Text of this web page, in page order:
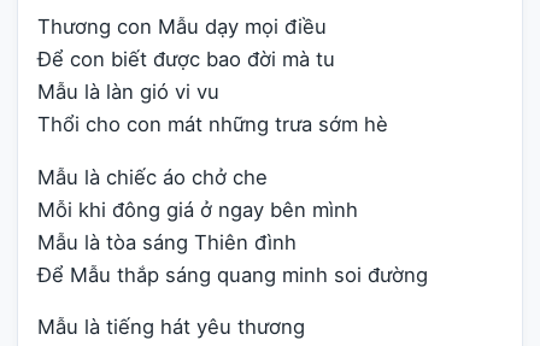
Thương con Mẫu dạy mọi điều
Để con biết được bao đời mà tu
Mẫu là làn gió vi vu
Thổi cho con mát những trưa sớm hè
Mẫu là chiếc áo chở che
Mỗi khi đông giá ở ngay bên mình
Mẫu là tòa sáng Thiên đình
Để Mẫu thắp sáng quang minh soi đường
Mẫu là tiếng hát yêu thương